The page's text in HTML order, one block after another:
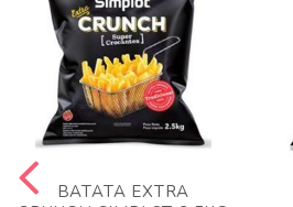
BATATA EXTRA